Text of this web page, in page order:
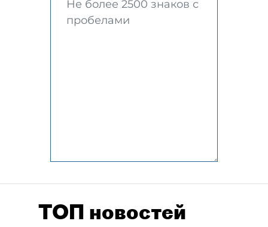
ТОП новостей